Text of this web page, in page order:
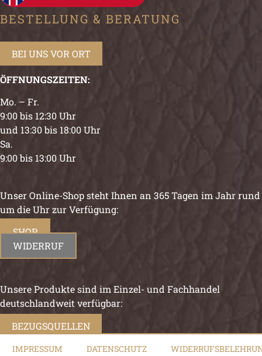
BESTELLUNG & BERATUNG
BEI UNS VOR ORT
ÖFFNUNGSZEITEN:
Mo. – Fr.
9:00 bis 12:30 Uhr
und 13:30 bis 18:00 Uhr
Sa.
9:00 bis 13:00 Uhr
Unser Online-Shop steht Ihnen an 365 Tagen im Jahr rund
um die Uhr zur Verfügung:
SHOP
WIDERRUF
Unsere Produkte sind im Einzel- und Fachhandel
deutschlandweit verfügbar:
BEZUGSQUELLEN
IMPRESSUM DATENSCHUTZ